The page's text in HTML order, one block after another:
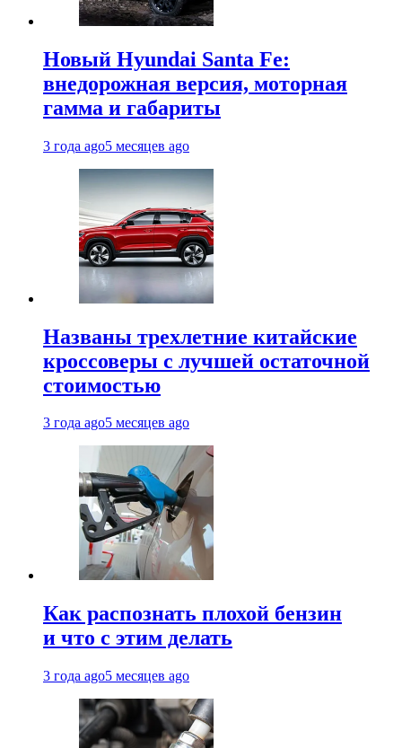
Новый Hyundai Santa Fe:
внедорожная версия, моторная
гамма и габариты
3 года ago5 месяцев ago
Названы трехлетние китайские
кроссоверы с лучшей остаточной
стоимостью
3 года ago5 месяцев ago
Как распознать плохой бензин
и что с этим делать
3 года ago5 месяцев ago